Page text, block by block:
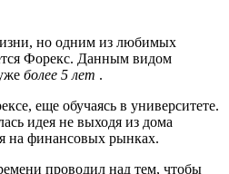
но одним из любимых
Форекс. Данным видом
более 5 лет .
еще обучаясь в университете.
идея не выходя из дома
на финансовых рынках.
проводил над тем, чтобы